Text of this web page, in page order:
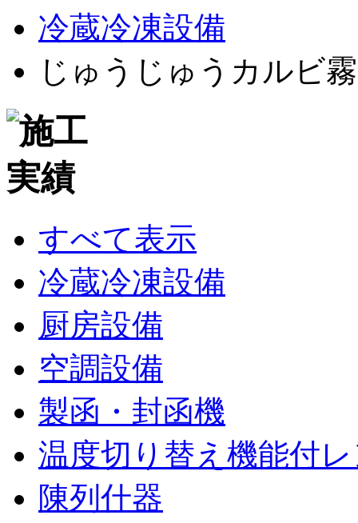
冷蔵冷凍設備
じゅうじゅうカルビ
すべて表示
冷蔵冷凍設備
厨房設備
空調設備
製函・封函機
温度切り替え機能付
陳列什器